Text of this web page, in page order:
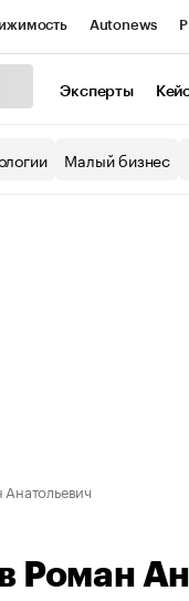
Autonews
Эксперты
Малый бизнес
Роман